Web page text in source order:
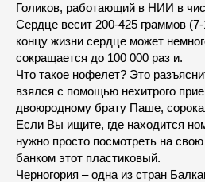
Голиков, работающий в НИИ в
Сердце весит 200-425 граммов
концу жизни сердце может
сокращается до 100 000 раз и.
Что такое нофелет? Это
взялся с помощью нехитрого
двоюродному брату Паше,
Если Вы ищите, где находится
нужно просто посмотреть на свою
банком этот пластиковый.
Черногория – одна из стран